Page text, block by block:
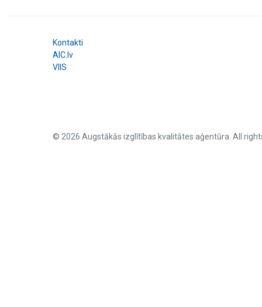
Kontakti
AIC.lv
VIIS
© 2026 Augstākās izglītības kvalitātes aģentūra. All